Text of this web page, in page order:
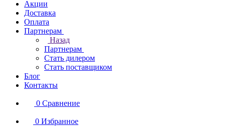
Акции
Доставка
Оплата
Партнерам
Назад
Партнерам
Стать дилером
Стать поставщиком
Блог
Контакты
0 Сравнение
0 Избранное